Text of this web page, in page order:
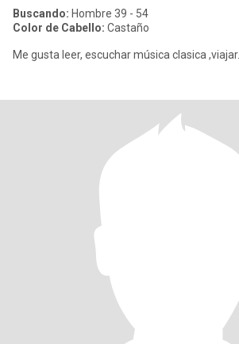
Buscando: Hombre 39 - 54
Color de Cabello: Castaño
Me gusta leer, escuchar música clasica ,viajar.